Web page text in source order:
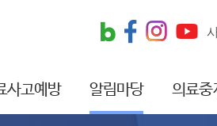
사고예방 알림마당 의료중